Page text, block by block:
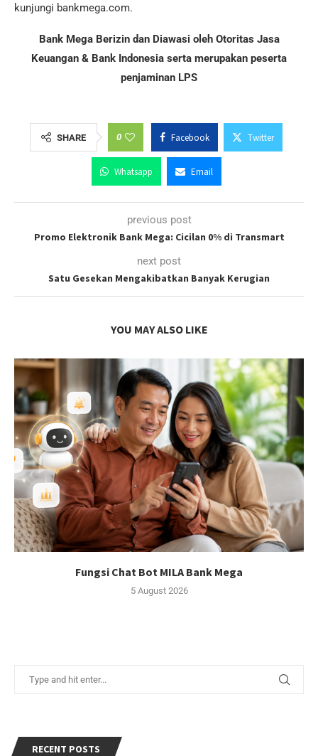
kunjungi bankmega.com.
Bank Mega Berizin dan Diawasi oleh Otoritas Jasa
Keuangan & Bank Indonesia serta merupakan peserta
penjaminan LPS
SHARE 0 Facebook Twitter
Whatsapp Email
previous post
Promo Elektronik Bank Mega: Cicilan 0% di Transmart
next post
Satu Gesekan Mengakibatkan Banyak Kerugian
YOU MAY ALSO LIKE
Fungsi Chat Bot MILA Bank Mega
5 August 2026
RECENT POSTS